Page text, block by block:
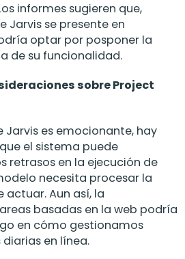
informes sugieren que,
Jarvis se presente en
optar por posponer la
de su funcionalidad.
sobre Project
Jarvis es emocionante, hay
el sistema puede
retrasos en la ejecución de
necesita procesar la
Aun así, la
basadas en la web podría
en cómo gestionamos
en línea.